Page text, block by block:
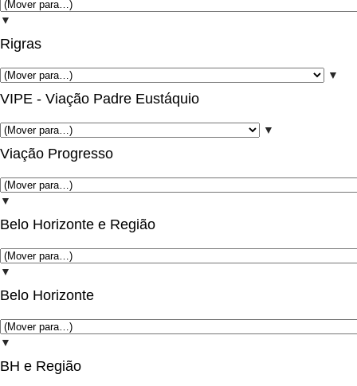
▼
Rigras
▼
VIPE - Viação Padre Eustáquio
▼
Viação Progresso
▼
Belo Horizonte e Região
▼
Belo Horizonte
▼
BH e Região